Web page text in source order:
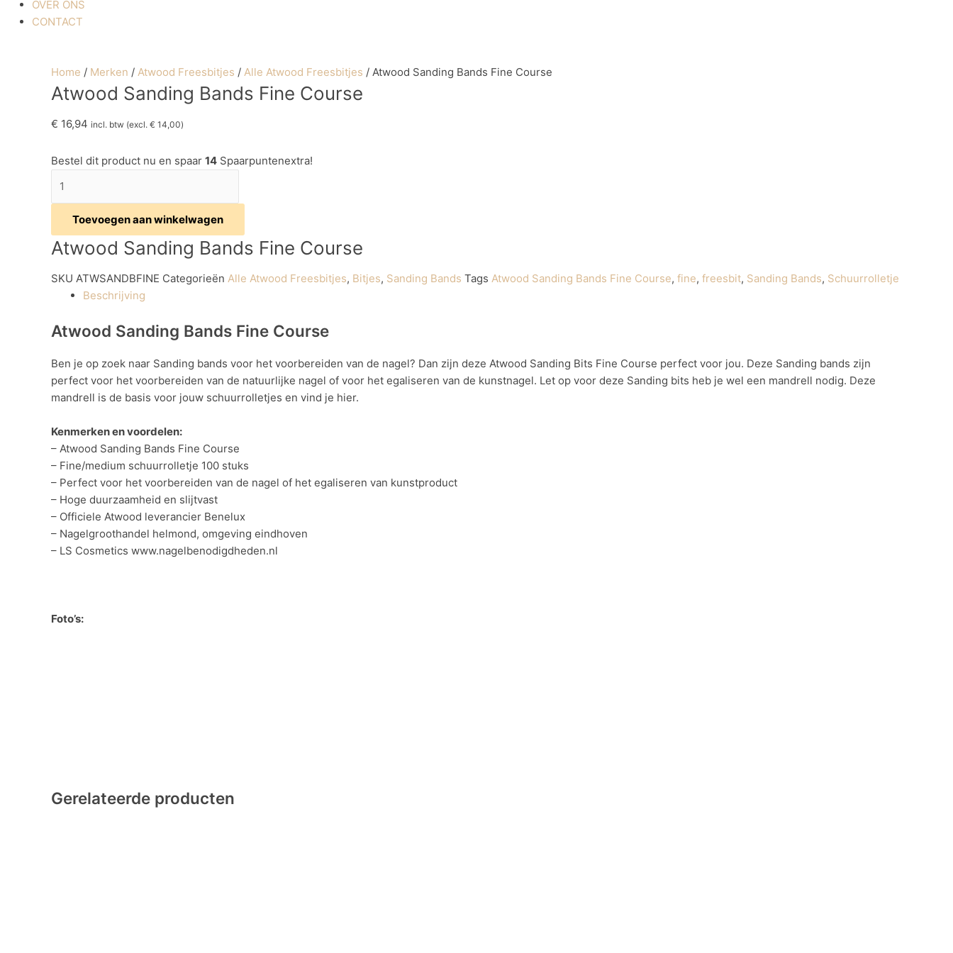
OVER ONS
CONTACT
Home / Merken / Atwood Freesbitjes / Alle Atwood Freesbitjes / Atwood Sanding Bands Fine Course
Atwood Sanding Bands Fine Course
€ 16,94 incl. btw (excl. € 14,00)
Bestel dit product nu en spaar 14 Spaarpuntenextra!
Toevoegen aan winkelwagen
Atwood Sanding Bands Fine Course
SKU ATWSANDBFINE Categorieën Alle Atwood Freesbitjes, Bitjes, Sanding Bands Tags Atwood Sanding Bands Fine Course, fine, freesbit, Sanding Bands, Schuurrolletje
Beschrijving
Atwood Sanding Bands Fine Course
Ben je op zoek naar Sanding bands voor het voorbereiden van de nagel? Dan zijn deze Atwood Sanding Bits Fine Course perfect voor jou. Deze Sanding bands zijn
perfect voor het voorbereiden van de natuurlijke nagel of voor het egaliseren van de kunstnagel. Let op voor deze Sanding bits heb je wel een mandrell nodig. Deze
mandrell is de basis voor jouw schuurrolletjes en vind je hier.
Kenmerken en voordelen:
– Atwood Sanding Bands Fine Course
– Fine/medium schuurrolletje 100 stuks
– Perfect voor het voorbereiden van de nagel of het egaliseren van kunstproduct
– Hoge duurzaamheid en slijtvast
– Officiele Atwood leverancier Benelux
– Nagelgroothandel helmond, omgeving eindhoven
– LS Cosmetics www.nagelbenodigdheden.nl
Foto’s:
Gerelateerde producten